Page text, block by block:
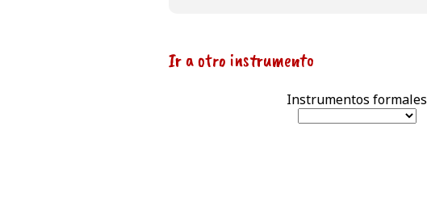
Ir a otro instrumento
Instrumentos formales